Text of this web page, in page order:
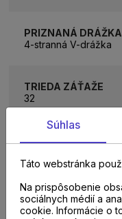
PRIZNANÁ DRÁŽKA
4-stranná V-drážka
TRIEDA ZÁŤAŽE
32
VLASTNOSTI
VHODNÉ PRE
Detská izba,
Súhlas
Táto webstránka
Na prispôsobenie
sociálnych médií a
cookie. Informácie o